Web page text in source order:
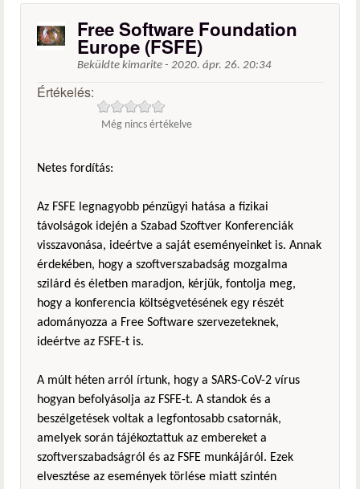
Free Software Foundation
Europe (FSFE)
Beküldte kimarite - 2020. ápr. 26. 20:34
Értékelés:
Még nincs értékelve
Netes fordítás:
Az FSFE legnagyobb pénzügyi hatása a fizikai
távolságok idején a Szabad Szoftver Konferenciák
visszavonása, ideértve a saját eseményeinket is. Annak
érdekében, hogy a szoftverszabadság mozgalma
szilárd és életben maradjon, kérjük, fontolja meg,
hogy a konferencia költségvetésének egy részét
adományozza a Free Software szervezeteknek,
ideértve az FSFE-t is.
A múlt héten arról írtunk, hogy a SARS-CoV-2 vírus
hogyan befolyásolja az FSFE-t. A standok és a
beszélgetések voltak a legfontosabb csatornák,
amelyek során tájékoztattuk az embereket a
szoftverszabadságról és az FSFE munkájáról. Ezek
elvesztése az események törlése miatt szintén